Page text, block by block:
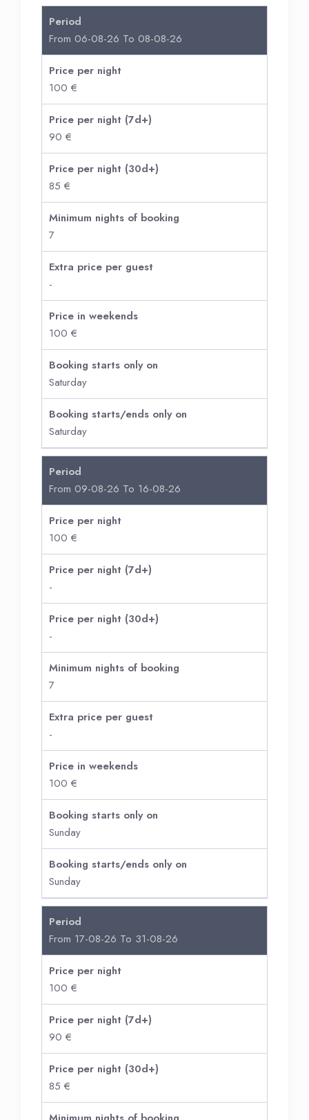
Period
From 06-08-26 To 08-08-26
Price per night
100 €
Price per night (7d+)
90 €
Price per night (30d+)
85 €
Minimum nights of booking
7
Extra price per guest
-
Price in weekends
100 €
Booking starts only on
Saturday
Booking starts/ends only on
Saturday
Period
From 09-08-26 To 16-08-26
Price per night
100 €
Price per night (7d+)
-
Price per night (30d+)
-
Minimum nights of booking
7
Extra price per guest
-
Price in weekends
100 €
Booking starts only on
Sunday
Booking starts/ends only on
Sunday
Period
From 17-08-26 To 31-08-26
Price per night
100 €
Price per night (7d+)
90 €
Price per night (30d+)
85 €